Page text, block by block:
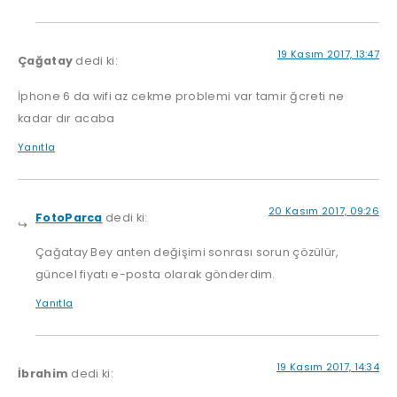
Çağatay dedi ki: 19 Kasım 2017, 13:47
İphone 6 da wifi az cekme problemi var tamir ğcreti ne
kadar dır acaba
Yanıtla
FotoParca dedi ki: 20 Kasım 2017, 09:26
Çağatay Bey anten değişimi sonrası sorun çözülür,
güncel fiyatı e-posta olarak gönderdim.
Yanıtla
İbrahim dedi ki: 19 Kasım 2017, 14:34